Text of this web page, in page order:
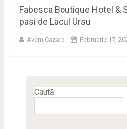
Fabesca Boutique Hotel &
pasi de Lacul Ursu
Avem Cazare Februarie 17,
Caută